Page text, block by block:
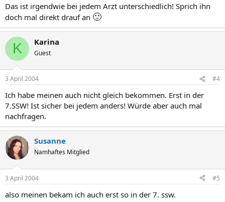
Das ist irgendwie bei jedem Arzt unterschiedlich! Sprich ihn
doch mal direkt drauf an 🙂
K Karina
Guest
3 April 2004 #4
Ich habe meinen auch nicht gleich bekommen. Erst in der
7.SSW! Ist sicher bei jedem anders! Würde aber auch mal
nachfragen.
Susanne
Namhaftes Mitglied
3 April 2004 #5
also meinen bekam ich auch erst so in der 7. ssw.